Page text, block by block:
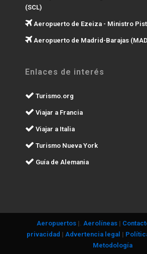
(SCL)
Aeropuerto de Ezeiza - Ministro
Aeropuerto de Madrid-Barajas
Enlaces de interés
Turismo.org
Viajar a Francia
Viajar a Italia
Turismo Nueva York
Guía de Alemania
Aeropuertos|. Aerolíneas|
privacidad | Advertencia legal |
Metodología